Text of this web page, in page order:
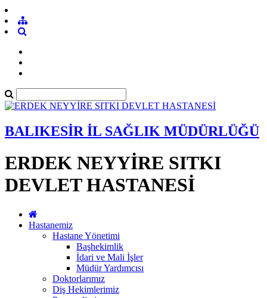
BALIKESİR İL SAĞLIK MÜDÜRLÜĞÜ
ERDEK NEYYİRE SITKI
DEVLET HASTANESİ
Hastanemiz
Hastane Yönetimi
Başhekimlik
İdari ve Mali İşler
Müdür Yardımcısı
Doktorlarımız
Diş Hekimlerimiz